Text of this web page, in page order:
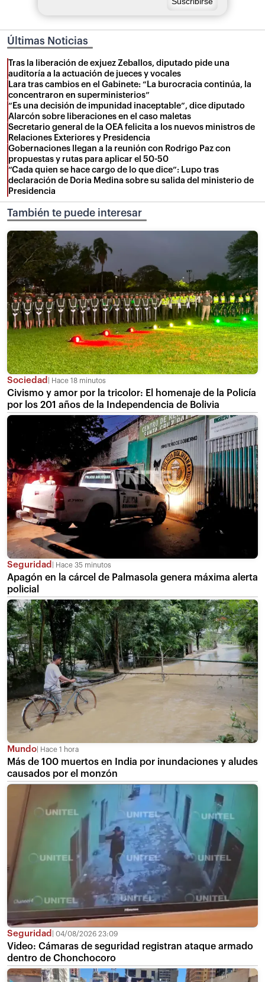
Últimas Noticias
Tras la liberación de exjuez Zeballos, diputado pide una
auditoría a la actuación de jueces y vocales
Lara tras cambios en el Gabinete: “La burocracia continúa, la
concentraron en superministerios”
“Es una decisión de impunidad inaceptable”, dice diputado
Alarcón sobre liberaciones en el caso maletas
Secretario general de la OEA felicita a los nuevos ministros de
Relaciones Exteriores y Presidencia
Gobernaciones llegan a la reunión con Rodrigo Paz con
propuestas y rutas para aplicar el 50-50
“Cada quien se hace cargo de lo que dice”: Lupo tras
declaración de Doria Medina sobre su salida del ministerio de
Presidencia
También te puede interesar
Sociedad Hace 18 minutos
Civismo y amor por la tricolor: El homenaje de la Policía
por los 201 años de la Independencia de Bolivia
Seguridad Hace 35 minutos
Apagón en la cárcel de Palmasola genera máxima alerta
policial
Mundo Hace 1 hora
Más de 100 muertos en India por inundaciones y aludes
causados por el monzón
Seguridad 04/08/2026 23:09
Video: Cámaras de seguridad registran ataque armado
dentro de Chonchocoro